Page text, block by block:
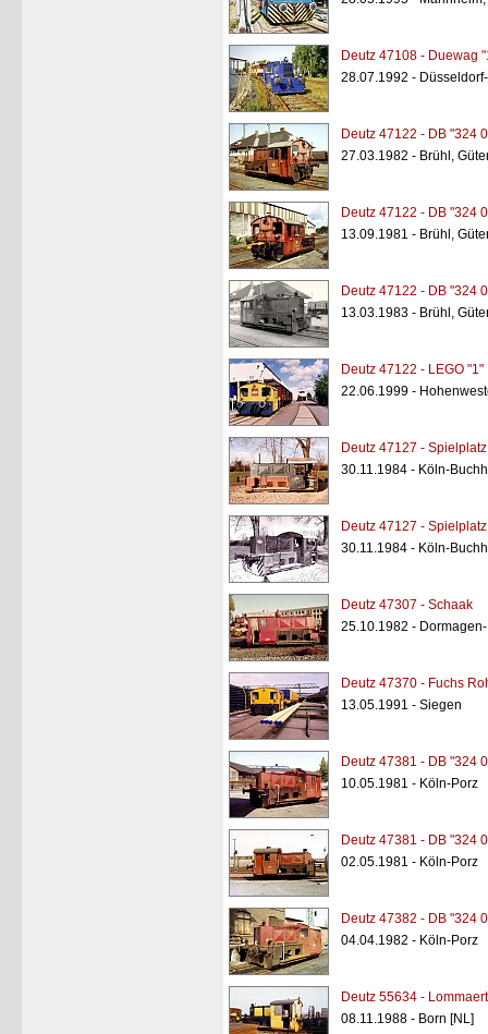
Deutz 47108 - Duewag
28.07.1992 -
Deutz 47122 - DB "324
27.03.1982 - Brühl,
Deutz 47122 - DB "324
13.09.1981 - Brühl,
Deutz 47122 - DB "324
13.03.1983 - Brühl,
Deutz 47122 - LEGO "1"
22.06.1999 -
Deutz 47127 - Spielplatz
30.11.1984 - Köln-
Deutz 47127 - Spielplatz
30.11.1984 - Köln-
Deutz 47307 - Schaak
25.10.1982 -
Deutz 47370 - Fuchs
13.05.1991 - Siegen
Deutz 47381 - DB "324
10.05.1981 - Köln-Porz
Deutz 47381 - DB "324
02.05.1981 - Köln-Porz
Deutz 47382 - DB "324
04.04.1982 - Köln-Porz
Deutz 55634 - Lommaert
08.11.1988 - Born [NL]